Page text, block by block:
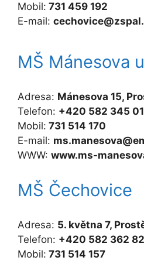
Mobil: 731 459 192
E-mail:
MŠ Mánesova
Adresa: Mánesova 15,
Telefon: +420 582 345
Mobil: 731 514 170
E-mail:
WWW: www.ms-
MŠ Čechovice
Adresa: 5. května 7,
Telefon: +420 582 362
Mobil: 731 514 157